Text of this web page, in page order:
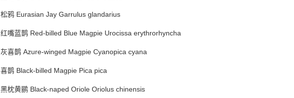
松鸦 Eurasian Jay Garrulus glandarius
红嘴蓝鹊 Red-billed Blue Magpie Urocissa erythrorhyncha
灰喜鹊 Azure-winged Magpie Cyanopica cyana
喜鹊 Black-billed Magpie Pica pica
黑枕黄鹂 Black-naped Oriole Oriolus chinensis